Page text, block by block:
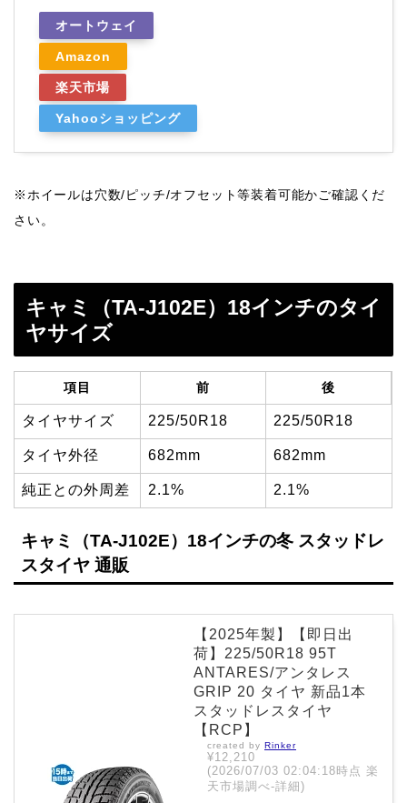
オートウェイ
Amazon
楽天市場
Yahooショッピング
※ホイールは穴数/ピッチ/オフセット等装着可能かご確認くだ
さい。
キャミ（TA-J102E）18インチのタイ
ヤサイズ
項目 前 後
タイヤサイズ 225/50R18 225/50R18
タイヤ外径 682mm 682mm
純正との外周差 2.1% 2.1%
キャミ（TA-J102E）18インチの冬 スタッドレ
スタイヤ 通販
【2025年製】【即日出
荷】225/50R18 95T
ANTARES/アンタレス
GRIP 20 タイヤ 新品1本
スタッドレスタイヤ
【RCP】
created by Rinker
¥12,210
(2026/07/03 02:04:18時点 楽
天市場調べ-詳細)